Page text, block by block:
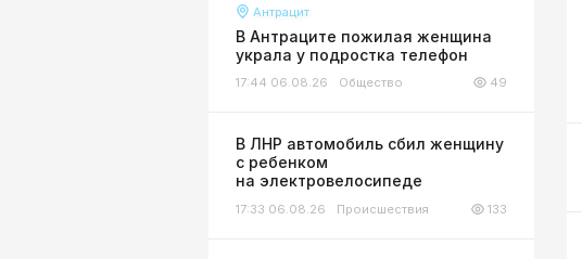
Антрацит
В Антраците пожилая женщина
украла у подростка телефон
17:44 06.08.26 Общество 49
В ЛНР автомобиль сбил женщину
с ребенком
на электровелосипеде
17:33 06.08.26 Происшествия 133